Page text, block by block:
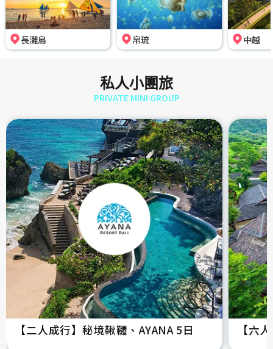
長灘島 帛琉 中越
私人小團旅
PRIVATE MINI GROUP
【二人成行】秘境鞦韆、AYANA 5日 【六